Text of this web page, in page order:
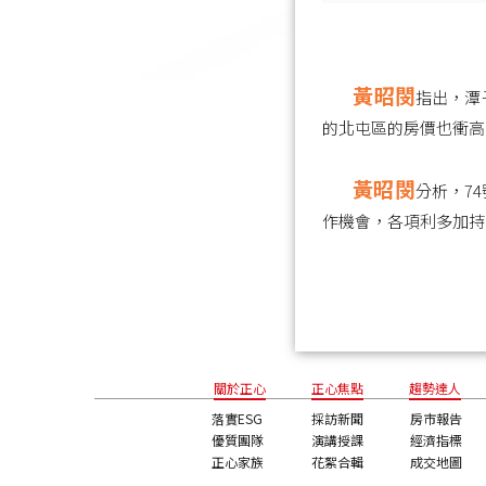
黃昭閔指出，
的北屯區的房價也衝
黃昭閔分析，
作機會，各項利多加
關於正心 正心焦點
趨勢達人
落實ESG
優質團隊
正心家族
採訪新聞
演講授課
花絮合輯
房市報告
經濟指標
成交地圖